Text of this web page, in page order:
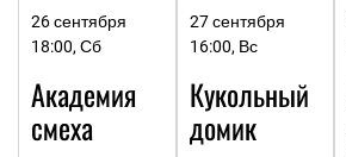
26 сентября
18:00, Сб
Академия
смеха
27 сентября
16:00, Вс
Кукольный
домик